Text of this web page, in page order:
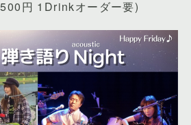
円 1Drinkオーダー要)